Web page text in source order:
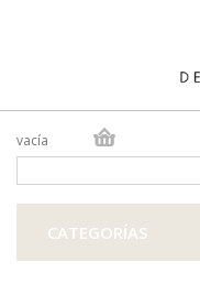
vacía
CATEGORÍAS